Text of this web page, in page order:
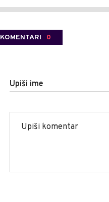
KOMENTARI 0
Upiši ime